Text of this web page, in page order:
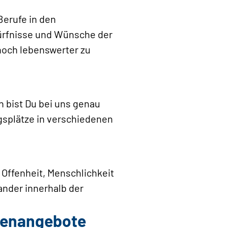
in den
und Wünsche der
lebenswerter zu
bist Du bei uns genau
in verschiedenen
Menschlichkeit
innerhalb der